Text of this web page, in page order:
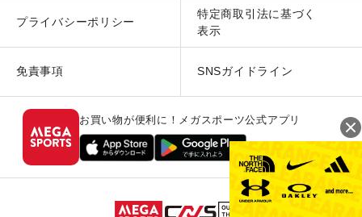
プライバシーポリシー
特定商取引法に基づく
表示
免責事項 SNSガイドライン
お買い物が便利に！メガスポーツ公式アプリ